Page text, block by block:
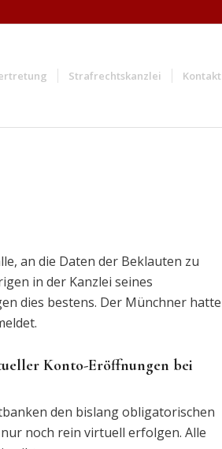
Strafrechtskanzlei Kontakt
an die Daten der Beklauten zu
in der Kanzlei seines
dies bestens. Der Münchner hatte
Konto-Eröffnungen bei
den bislang obligatorischen
noch rein virtuell erfolgen. Alle